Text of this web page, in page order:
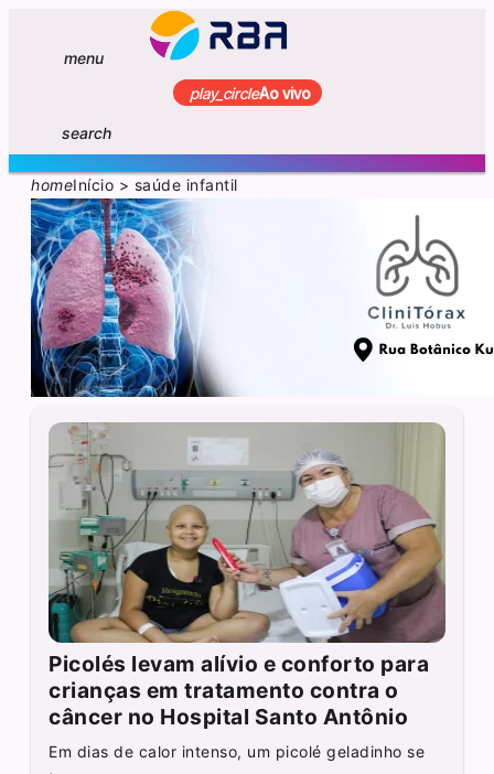
menu
play_circleAo vivo
search
homeInício > saúde infantil
Picolés levam alívio e conforto para
crianças em tratamento contra o
câncer no Hospital Santo Antônio
Em dias de calor intenso, um picolé geladinho se